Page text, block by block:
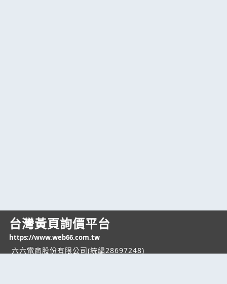
台灣黃頁詢價平台
https://www.web66.com.tw
六六電商股份有限公司(統編28697248)